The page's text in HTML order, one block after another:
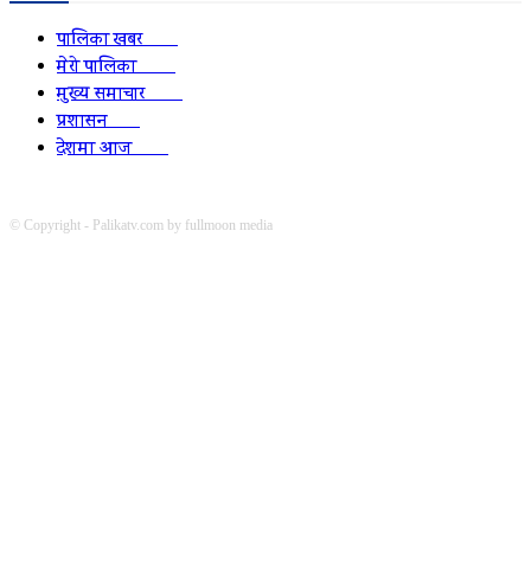
पालिका खबर2152
मेरो पालिका2078
मुख्य समाचार2010
प्रशासन1341
देशमा आज1278
© Copyright - Palikatv.com by fullmoon media